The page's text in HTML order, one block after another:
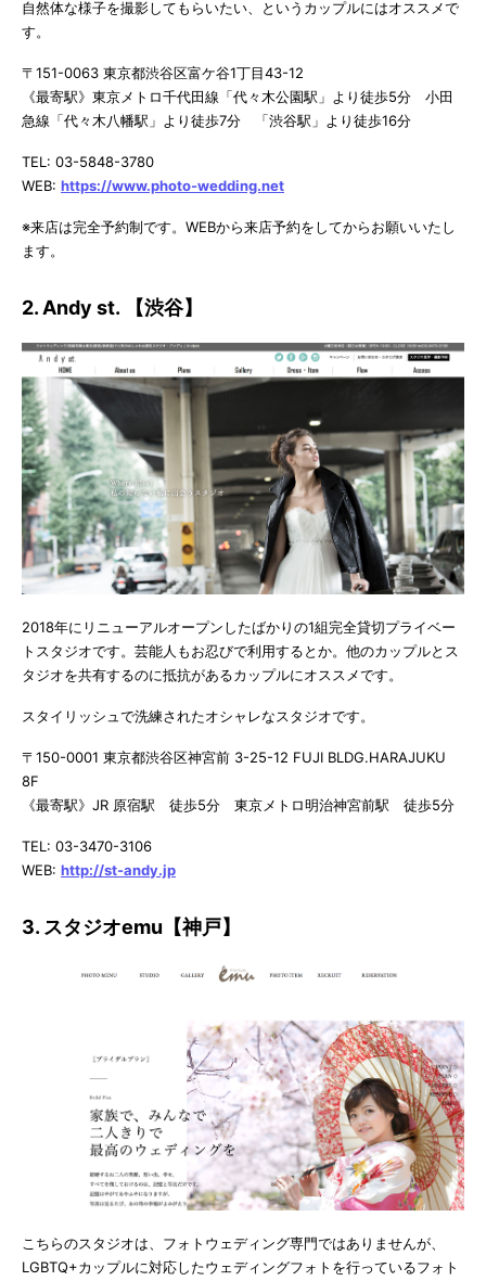
自然体な様子を撮影してもらいたい、というカップルにはオススメで
す。
〒151-0063 東京都渋谷区富ケ谷1丁目43-12
《最寄駅》東京メトロ千代田線「代々木公園駅」より徒歩5分 小田
急線「代々木八幡駅」より徒歩7分 「渋谷駅」より徒歩16分
TEL: 03-5848-3780
WEB: https://www.photo-wedding.net
※来店は完全予約制です。WEBから来店予約をしてからお願いいたし
ます。
2. Andy st. 【渋谷】
2018年にリニューアルオープンしたばかりの1組完全貸切プライベー
トスタジオです。芸能人もお忍びで利用するとか。他のカップルとス
タジオを共有するのに抵抗があるカップルにオススメです。
スタイリッシュで洗練されたオシャレなスタジオです。
〒150-0001 東京都渋谷区神宮前 3-25-12 FUJI BLDG.HARAJUKU
8F
《最寄駅》JR 原宿駅 徒歩5分 東京メトロ明治神宮前駅 徒歩5分
TEL: 03-3470-3106
WEB: http://st-andy.jp
3. スタジオemu【神戸】
こちらのスタジオは、フォトウェディング専門ではありませんが、
LGBTQ+カップルに対応したウェディングフォトを行っているフォト